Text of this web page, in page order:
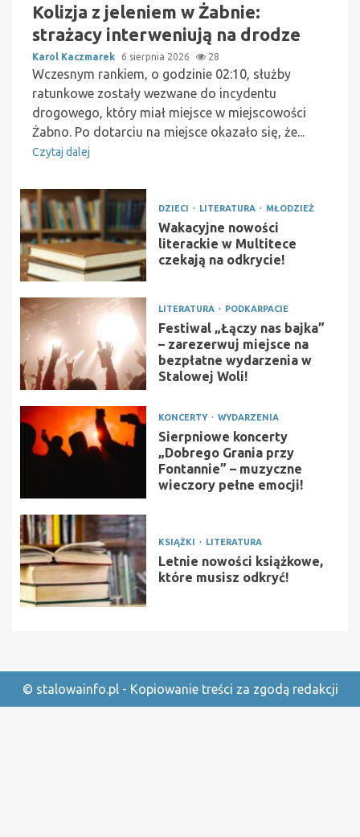
Kolizja z jeleniem w Żabnie:
strażacy interweniują na drodze
Karol Kaczmarek 6 sierpnia 2026 28
Wczesnym rankiem, o godzinie 02:10, służby
ratunkowe zostały wezwane do incydentu
drogowego, który miał miejsce w miejscowości
Żabno. Po dotarciu na miejsce okazało się, że...
Czytaj dalej
DZIECI LITERATURA MŁODZIEŻ
Wakacyjne nowości
literackie w Multitece
czekają na odkrycie!
LITERATURA PODKARPACIE
Festiwal „Łączy nas bajka”
– zarezerwuj miejsce na
bezpłatne wydarzenia w
Stalowej Woli!
KONCERTY WYDARZENIA
Sierpniowe koncerty
„Dobrego Grania przy
Fontannie” – muzyczne
wieczory pełne emocji!
KSIĄŻKI LITERATURA
Letnie nowości książkowe,
które musisz odkryć!
© stalowainfo.pl - Kopiowanie treści za zgodą redakcji